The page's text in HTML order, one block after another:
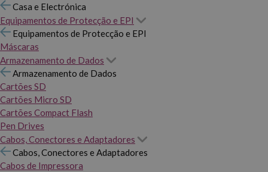
Casa e Electrónica
Equipamentos de Protecção e EPI
Equipamentos de Protecção e EPI
Máscaras
Armazenamento de Dados
Armazenamento de Dados
Cartões SD
Cartões Micro SD
Cartões Compact Flash
Pen Drives
Cabos, Conectores e Adaptadores
Cabos, Conectores e Adaptadores
Cabos de Impressora